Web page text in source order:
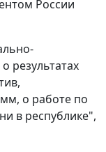
России
о результатах
о работе по
в республике",